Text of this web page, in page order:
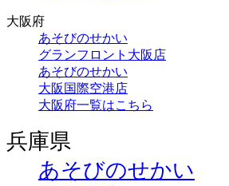
大阪府
あそびのせかい
グランフロント大阪店
あそびのせかい
大阪国際空港店
大阪府一覧はこちら
兵庫県
あそびのせかい